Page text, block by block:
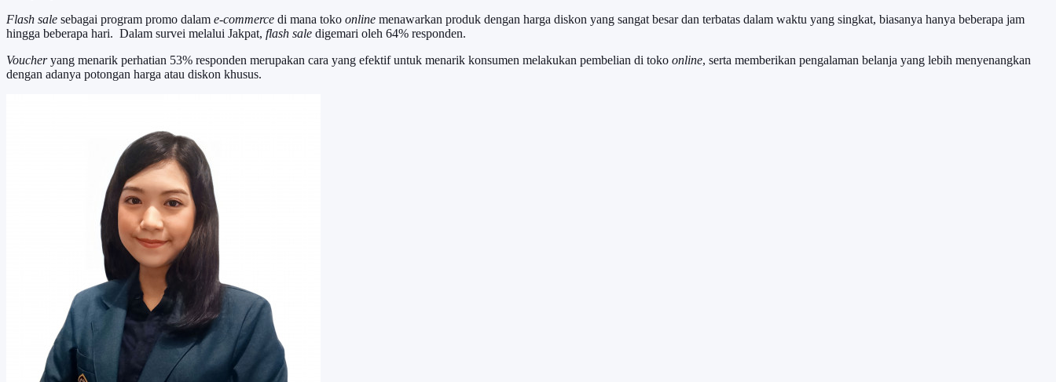
Flash sale sebagai program promo dalam e-commerce di mana toko online menawarkan produk dengan harga diskon yang sangat besar dan terbatas dalam waktu yang singkat, biasanya hanya beberapa jam
hingga beberapa hari. Dalam survei melalui Jakpat, flash sale digemari oleh 64% responden.
Voucheryang menarik perhatian 53% responden merupakan cara yang efektif untuk menarik konsumen melakukan pembelian di toko online, serta memberikan pengalaman belanja yang lebih menyenangkan
dengan adanya potongan harga atau diskon khusus.